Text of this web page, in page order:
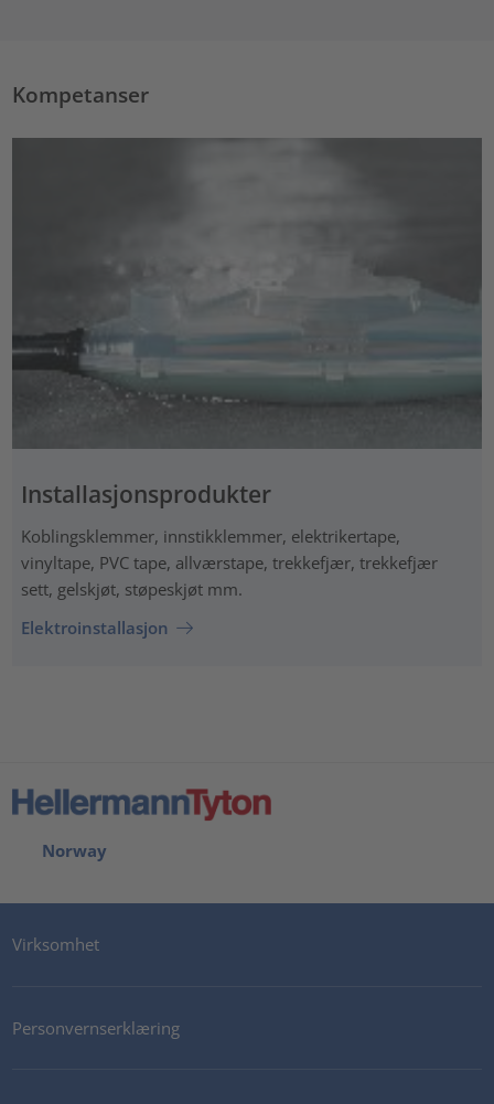
Kompetanser
Installasjonsprodukter
Koblingsklemmer, innstikklemmer, elektrikertape,
vinyltape, PVC tape, allværstape, trekkefjær, trekkefjær
sett, gelskjøt, støpeskjøt mm.
Elektroinstallasjon
Norway
Virksomhet
Personvernserklæring